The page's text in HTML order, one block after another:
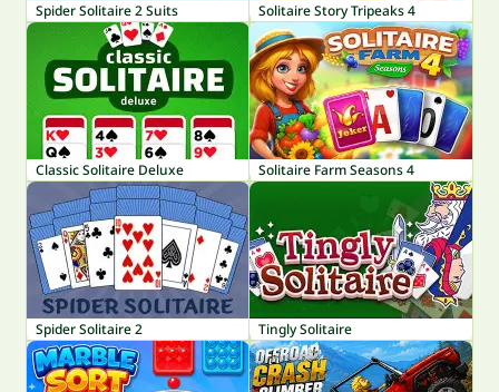
Spider Solitaire 2 Suits Solitaire Story Tripeaks 4
Classic Solitaire Deluxe Solitaire Farm Seasons 4
Spider Solitaire 2 Tingly Solitaire